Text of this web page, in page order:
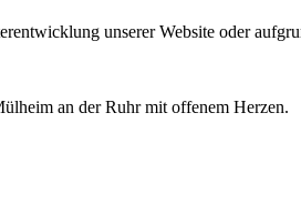
unserer Website oder
an der Ruhr mit offenem Herzen.